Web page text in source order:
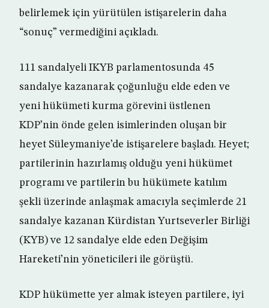
belirlemek için yürütülen istişarelerin daha
“sonuç” vermediğini açıkladı.
111 sandalyeli IKYB parlamentosunda 45
sandalye kazanarak çoğunluğu elde eden ve
yeni hükümeti kurma görevini üstlenen
KDP’nin önde gelen isimlerinden oluşan bir
heyet Süleymaniye’de istişarelere başladı. Heyet;
partilerinin hazırlamış olduğu yeni hükümet
programı ve partilerin bu hükümete katılım
şekli üzerinde anlaşmak amacıyla seçimlerde 21
sandalye kazanan Kürdistan Yurtseverler Birliği
(KYB) ve 12 sandalye elde eden Değişim
Hareketi’nin yöneticileri ile görüştü.
KDP hükümette yer almak isteyen partilere, iyi